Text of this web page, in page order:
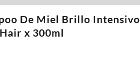
De Miel Brillo Intensivo
x 300ml